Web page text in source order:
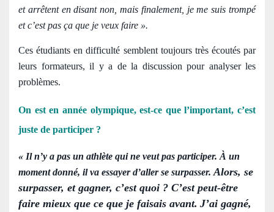
et arrêtent en disant non, mais finalement, je me suis trompé
et c’est pas ça que je veux faire ».
Ces étudiants en difficulté semblent toujours très écoutés par
leurs formateurs, il y a de la discussion pour analyser les
problèmes.
On est en année olympique, est-ce que l’important, c’est
juste de participer ?
« Il n’y a pas un athlète qui ne veut pas participer. À un
moment donné, il va essayer d’aller se surpasser. Alors, se
surpasser, et gagner, c’est quoi ? C’est peut-être
faire mieux que ce que je faisais avant. J’ai gagné,